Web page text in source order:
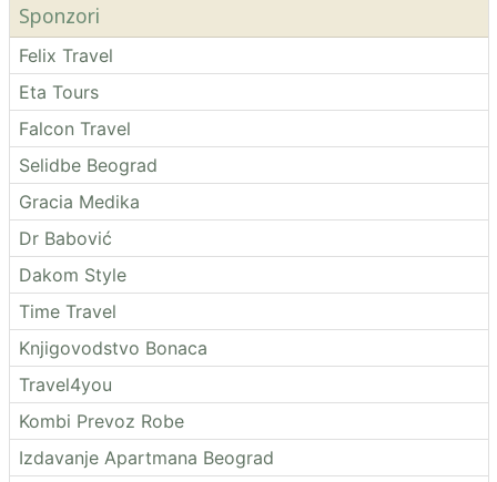
Sponzori
Felix Travel
Eta Tours
Falcon Travel
Selidbe Beograd
Gracia Medika
Dr Babović
Dakom Style
Time Travel
Knjigovodstvo Bonaca
Travel4you
Kombi Prevoz Robe
Izdavanje Apartmana Beograd